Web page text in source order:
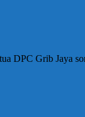
DPC Grib Jaya